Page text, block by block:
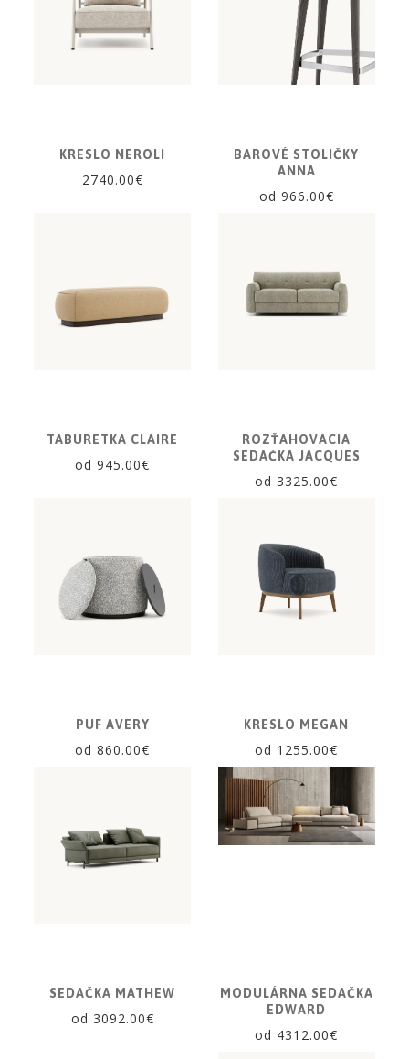
KRESLO NEROLI
2740.00€
BAROVÉ STOLIČKY
ANNA
od 966.00€
TABURETKA CLAIRE
od 945.00€
ROZŤAHOVACIA
SEDAČKA JACQUES
od 3325.00€
PUF AVERY
od 860.00€
KRESLO MEGAN
od 1255.00€
SEDAČKA MATHEW
od 3092.00€
MODULÁRNA SEDAČKA
EDWARD
od 4312.00€